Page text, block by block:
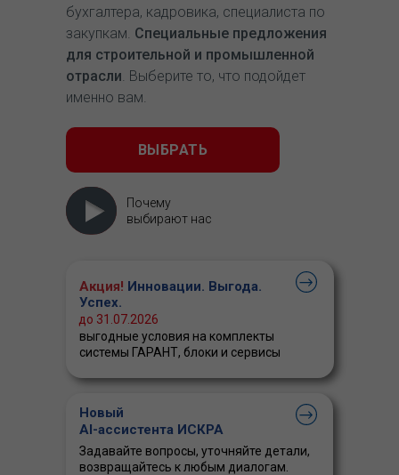
бухгалтера, кадровика, специалиста по
закупкам. Специальные предложения
для строительной и промышленной
отрасли. Выберите то, что подойдет
именно вам.
ВЫБРАТЬ
Почему
выбирают нас
Акция! Инновации. Выгода.
Успех.
выгодные условия на комплекты
системы ГАРАНТ, блоки и сервисы
до 31.07.2026
Новый
AI-ассистента ИСКРА
Задавайте вопросы, уточняйте детали,
возвращайтесь к любым диалогам.